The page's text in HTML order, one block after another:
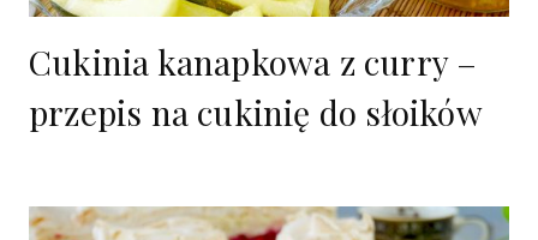
Cukinia kanapkowa z curry –
przepis na cukinię do słoików